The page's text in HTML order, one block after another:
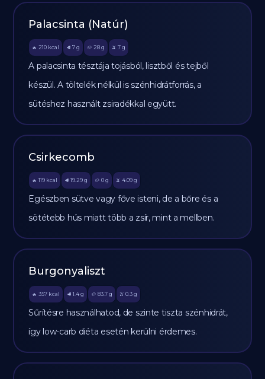
Palacsinta (Natúr)
🔥 210 kcal 🥩 7 g 🥔 28g 🫒 7 g
A palacsinta tésztája tojásból, lisztből és tejből
készül. A töltelék nélkül is szénhidrátforrás, a
sütéshez használt zsiradékkal együtt.
Csirkecomb
🔥 119 kcal 🥩 19.29 g 🥔 0g 🫒 4.09 g
Egészben sütve vagy főve isteni, de a bőre és a
sötétebb hús miatt több a zsír, mint a mellben.
Burgonyaliszt
🔥 357 kcal 🥩 1.4 g 🥔 83.7g 🫒 0.3 g
Sűrítésre használhatod, de szinte tiszta szénhidrát,
így low-carb diéta esetén kerülni érdemes.